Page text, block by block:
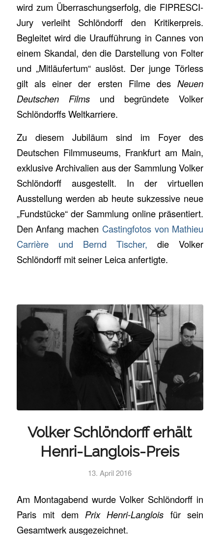
wird zum Überraschungserfolg, die FIPRESCI-
Jury verleiht Schlöndorff den Kritikerpreis.
Begleitet wird die Uraufführung in Cannes von
einem Skandal, den die Darstellung von Folter
und „Mitläufertum“ auslöst. Der junge Törless
gilt als einer der ersten Filme desNeuen
Deutschen Filmsund begründete Volker
Schlöndorffs Weltkarriere.
Zu diesem Jubiläum sind im Foyer des
Deutschen Filmmuseums, Frankfurt am Main,
exklusive Archivalien aus der Sammlung Volker
Schlöndorff ausgestellt. In der virtuellen
Ausstellung werden ab heute sukzessive neue
„Fundstücke“ der Sammlung online präsentiert.
Den Anfang machen Castingfotos von Mathieu
Carrière und Bernd Tischer, die Volker
Schlöndorff mit seiner Leica anfertigte.
Volker Schlöndorff erhält
Henri-Langlois-Preis
13. April 2016
Am Montagabend wurde Volker Schlöndorff in
Paris mit dem Prix Henri-Langlois für sein
Gesamtwerk ausgezeichnet.